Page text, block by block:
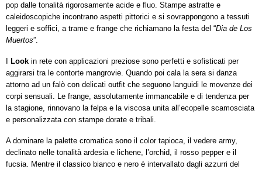
pop dalle tonalità rigorosamente acide e fluo. Stampe astratte e
caleidoscopiche incontrano aspetti pittorici e si sovrappongono a tessuti
leggeri e soffici, a trame e frange che richiamano la festa del “Dia de Los
Muertos”.
Look in rete con applicazioni preziose sono perfetti e sofisticati per
aggirarsi tra le contorte mangrovie. Quando poi cala la sera si danza
attorno ad un falò con delicati outfit che seguono languidi le movenze dei
corpi sensuali. Le frange, assolutamente immancabile e di tendenza per
la stagione, rinnovano la felpa e la viscosa unita all’ecopelle scamosciata
e personalizzata con stampe dorate e tribali.
A dominare la palette cromatica sono il color tapioca, il vedere army,
declinato nelle tonalità ardesia e lichene, l’orchid, il rosso pepper e il
fucsia. Mentre il classico bianco e nero è intervallato dagli azzurri del